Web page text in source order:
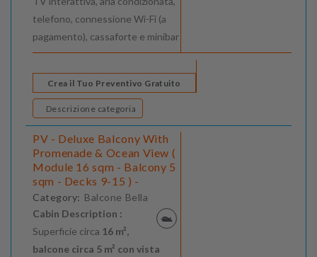
telefono, connessione Wi-Fi (a
pagamento), cassaforte e minibar
Crea il Tuo Preventivo Gratuito
Descrizione categoria
PV - Deluxe Balcony With
Promenade & Ocean View (
Module 16 sqm - Balcony 5
sqm - Decks 9-15 ) -
Category: Balcone Bella
Cabin Description :
Superficie circa 16 m²,
balcone circa 5 m² con vista